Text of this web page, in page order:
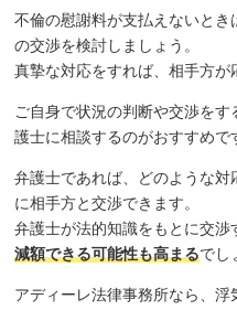
不倫の慰謝料が支払えないと
の交渉を検討しましょう。
真摯な対応をすれば、相手方が
ご自身で状況の判断や交渉を
護士に相談するのがおすすめで
弁護士であれば、どのような対
に相手方と交渉できます。
弁護士が法的知識をもとに交渉
減額できる可能性も高まるでし
アディーレ法律事務所なら、